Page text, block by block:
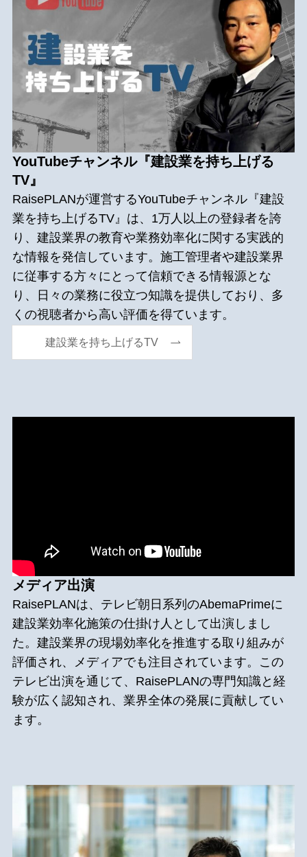
YouTubeチャンネル『建設業を持ち上げる
TV』
RaisePLANが運営するYouTubeチャンネル『建設
業を持ち上げるTV』は、1万人以上の登録者を誇
り、建設業界の教育や業務効率化に関する実践的
な情報を発信しています。施工管理者や建設業界
に従事する方々にとって信頼できる情報源とな
り、日々の業務に役立つ知識を提供しており、多
くの視聴者から高い評価を得ています。
建設業を持ち上げるTV
メディア出演
RaisePLANは、テレビ朝日系列のAbemaPrimeに
建設業効率化施策の仕掛け人として出演しまし
た。建設業界の現場効率化を推進する取り組みが
評価され、メディアでも注目されています。この
テレビ出演を通じて、RaisePLANの専門知識と経
験が広く認知され、業界全体の発展に貢献してい
ます。